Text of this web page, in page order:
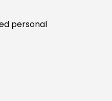
personal